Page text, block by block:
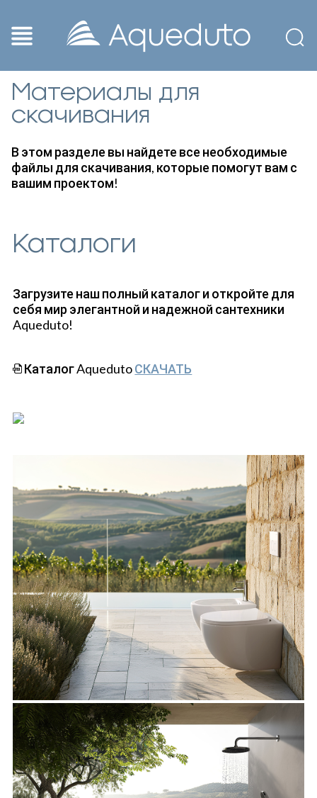
Материалы для
скачивания
В этом разделе вы найдете все необходимые
файлы для скачивания, которые помогут вам с
вашим проектом!
Каталоги
Загрузите наш полный каталог и откройте для
себя мир элегантной и надежной сантехники
Aqueduto!
Каталог AquedutoСКАЧАТЬ